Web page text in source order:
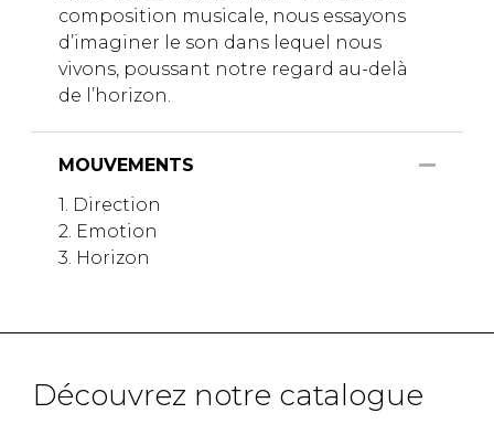
composition musicale, nous essayons
d’imaginer le son dans lequel nous
vivons, poussant notre regard au-delà
de l’horizon.
MOUVEMENTS
1. Direction
2. Emotion
3. Horizon
Découvrez notre catalogue